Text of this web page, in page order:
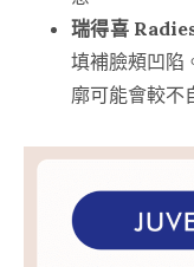
瑞得喜
填補臉頰凹陷
廓可能會較不